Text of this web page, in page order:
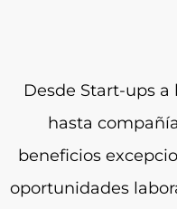
Desde Start-ups a
hasta
beneficios
oportunidades